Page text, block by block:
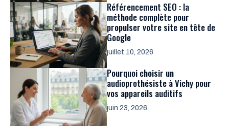
Référencement SEO : la
méthode complète pour
propulser votre site en tête de
Google
juillet 10, 2026
Pourquoi choisir un
audioprothésiste à Vichy pour
vos appareils auditifs
juin 23, 2026